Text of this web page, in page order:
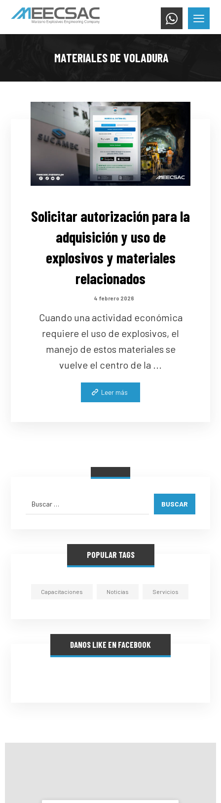
MATERIALES DE VOLADURA
Solicitar autorización para la
adquisición y uso de
explosivos y materiales
relacionados
4 febrero 2026
Cuando una actividad económica
requiere el uso de explosivos, el
manejo de estos materiales se
vuelve el centro de la ...
Leer más
BUSCAR
POPULAR TAGS
Capacitaciones Noticias Servicios
DANOS LIKE EN FACEBOOK